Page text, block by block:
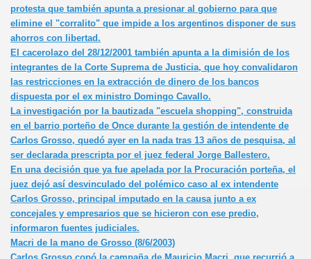
protesta que también apunta a presionar al gobierno para que
elimine el "corralito" que impide a los argentinos disponer de sus
ahorros con libertad.
El cacerolazo del 28/12/2001 también apunta a la dimisión de los
integrantes de la Corte Suprema de Justicia, que hoy convalidaron
las restricciones en la extracción de dinero de los bancos
dispuesta por el ex ministro Domingo Cavallo.
La investigación por la bautizada "escuela shopping", construida
en el barrio porteño de Once durante la gestión de intendente de
Carlos Grosso, quedó ayer en la nada tras 13 años de pesquisa, al
ser declarada prescripta por el juez federal Jorge Ballestero.
En una decisión que ya fue apelada por la Procuración porteña, el
juez dejó así desvinculado del polémico caso al ex intendente
Carlos Grosso, principal imputado en la causa junto a ex
concejales y empresarios que se hicieron con ese predio,
informaron fuentes judiciales.
Macri de la mano de Grosso (8/6/2003)